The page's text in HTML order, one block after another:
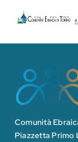
Comunità
Piazzetta Primo